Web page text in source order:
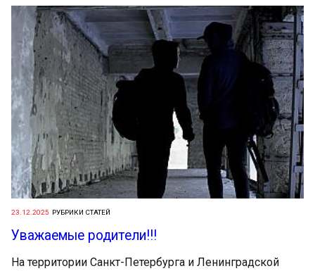
23.12.2025 РУБРИКИ СТАТЕЙ
Уважаемые родители!!!
На территории Санкт-Петербурга и Ленинградской